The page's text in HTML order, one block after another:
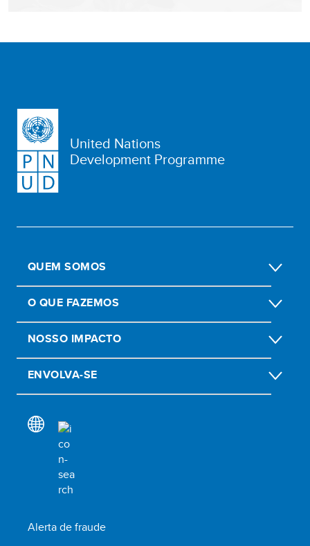
United Nations
Development Programme
QUEM SOMOS
O QUE FAZEMOS
NOSSO IMPACTO
ENVOLVA-SE
Alerta de fraude